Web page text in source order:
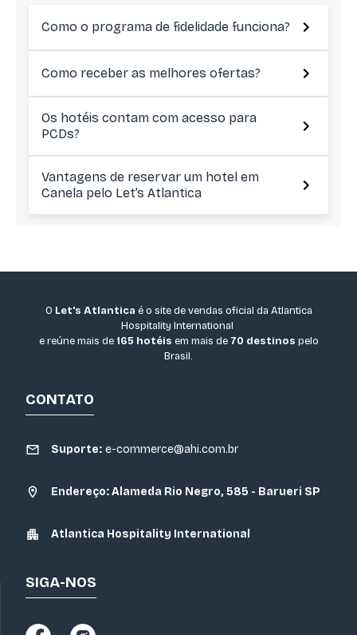
Como o programa de fidelidade funciona?
Como receber as melhores ofertas?
Os hotéis contam com acesso para
PCDs?
Vantagens de reservar um hotel em
Canela pelo Let’s Atlantica
O Let's Atlantica é o site de vendas oficial da Atlantica
Hospitality International
e reúne mais de 165 hotéis em mais de 70 destinos pelo
Brasil.
CONTATO
Suporte: e-commerce@ahi.com.br
Endereço: Alameda Rio Negro, 585 - Barueri SP
Atlantica Hospitality International
SIGA-NOS